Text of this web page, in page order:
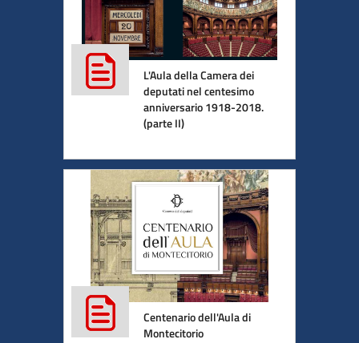
L'Aula della Camera dei
deputati nel centesimo
anniversario 1918-2018.
(parte II)
Centenario dell'Aula di
Montecitorio